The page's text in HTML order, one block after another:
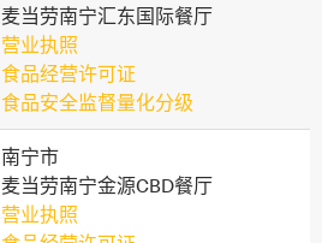
麦当劳南宁汇东国际餐厅
营业执照
食品经营许可证
食品安全监督量化分级
南宁市
麦当劳南宁金源CBD餐厅
营业执照